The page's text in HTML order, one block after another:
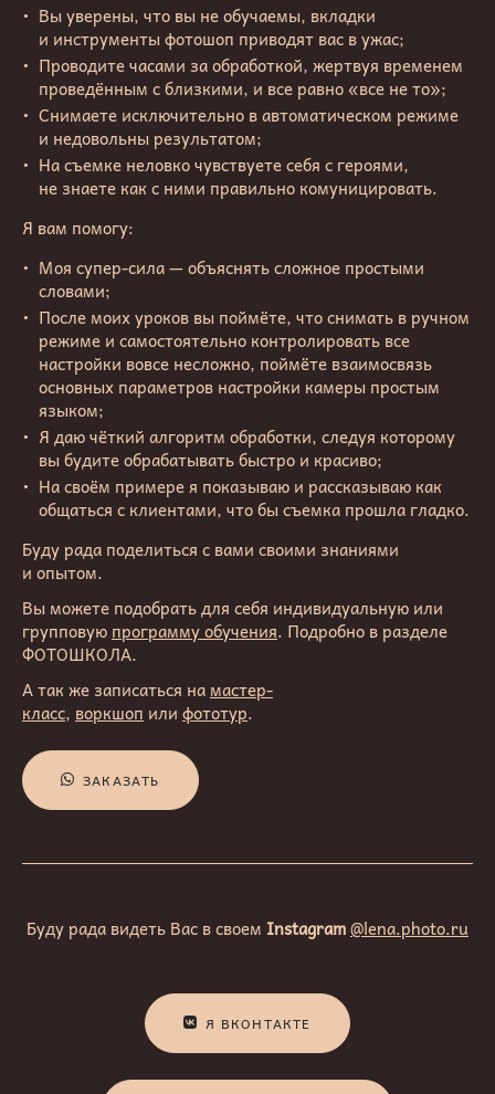
Вы уверены, что вы не обучаемы, вкладки
и инструменты фотошоп приводят вас в ужас;
Проводите часами за обработкой, жертвуя временем
проведённым с близкими, и все равно «все не то»;
Снимаете исключительно в автоматическом режиме
и недовольны результатом;
На съемке неловко чувствуете себя с героями,
не знаете как с ними правильно комуницировать.
Я вам помогу:
Моя супер-сила — объяснять сложное простыми
словами;
После моих уроков вы поймёте, что снимать в ручном
режиме и самостоятельно контролировать все
настройки вовсе несложно, поймёте взаимосвязь
основных параметров настройки камеры простым
языком;
Я даю чёткий алгоритм обработки, следуя которому
вы будите обрабатывать быстро и красиво;
На своём примере я показываю и рассказываю как
общаться с клиентами, что бы съемка прошла гладко.
Буду рада поделиться с вами своими знаниями
и опытом.
Вы можете подобрать для себя индивидуальную или
групповую программу обучения. Подробно в разделе
ФОТОШКОЛА.
А так же записаться на мастер-
класс, воркшоп или фототур.
ЗАКАЗАТЬ
Буду рада видеть Вас в своем Instagram@lena.photo.ru
Я ВКОНТАКТЕ